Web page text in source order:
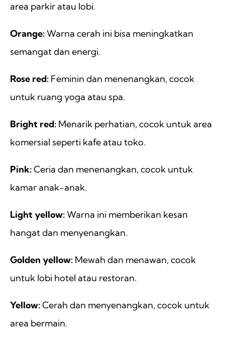
area parkir atau lobi.
Orange:Warna cerah ini bisa meningkatkan
semangat dan energi.
Rose red: Feminin dan menenangkan, cocok
untuk ruang yoga atau spa.
Bright red: Menarik perhatian, cocok untuk area
komersial seperti kafe atau toko.
Pink:Ceria dan menenangkan, cocok untuk
kamar anak-anak.
Light yellow:Warna ini memberikan kesan
hangat dan menyenangkan.
Golden yellow: Mewah dan menawan, cocok
untuk lobi hotel atau restoran.
Yellow:Cerah dan menyenangkan, cocok untuk
area bermain.